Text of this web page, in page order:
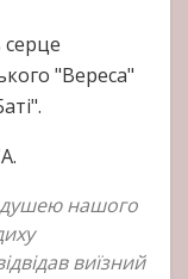
"Вереса"
нашого
виїзний